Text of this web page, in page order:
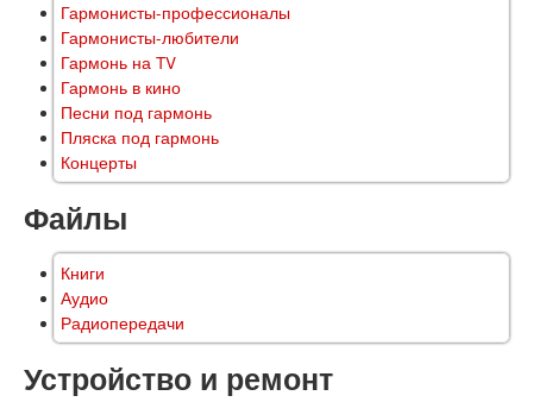
Гармонисты-профессионалы
Гармонисты-любители
Гармонь на TV
Гармонь в кино
Песни под гармонь
Пляска под гармонь
Концерты
Файлы
Книги
Аудио
Радиопередачи
Устройство и ремонт